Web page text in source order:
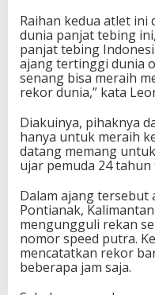
Raihan kedua atlet ini
dunia panjat tebing
panjat tebing
ajang tertinggi dunia
senang bisa meraih
rekor dunia,” kata
Diakuinya, pihaknya
hanya untuk meraih
datang memang
ujar pemuda 24
Dalam ajang tersebut
Pontianak,
mengungguli rekan
nomor speed putra.
mencatatkan rekor
beberapa jam saja.